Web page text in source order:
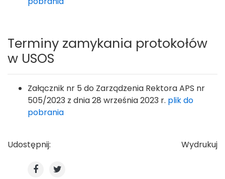
Terminy zamykania protokołów
w USOS
Załącznik nr 5 do Zarządzenia Rektora APS nr
505/2023 z dnia 28 września 2023 r. plik do
pobrania
Udostępnij: Wydrukuj